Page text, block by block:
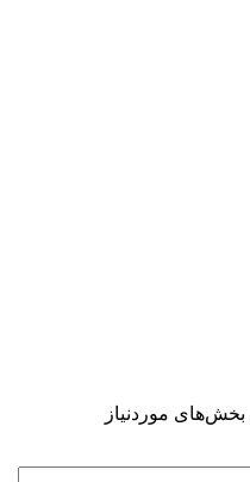
بخش‌های موردنیاز